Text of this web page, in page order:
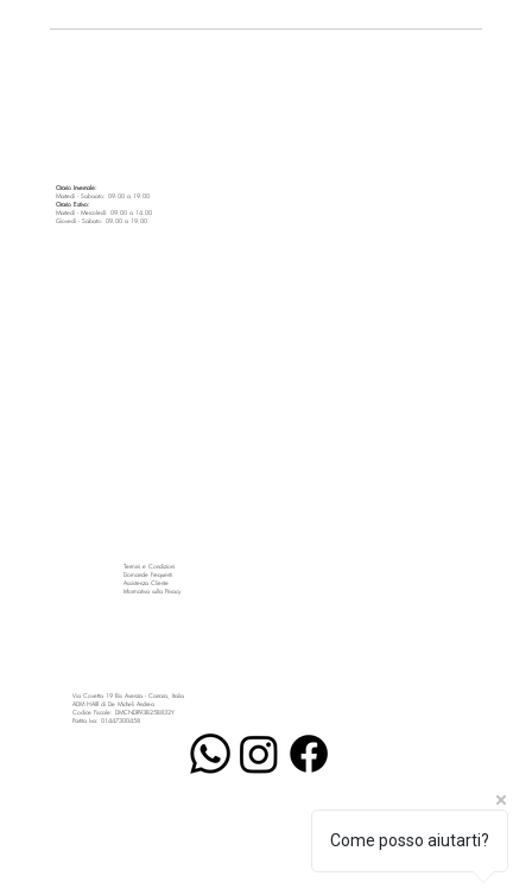
Orario Invernale:
Martedì - Sabaato: 09.00 a 19.00
Orario Estivo:
Martedì - Mercoledì: 09.00 a 14.00
Giovedì - Sabato: 09.00 a 19.00
Via Covetta 19 Bis Avenza - Carrara, Italia
ADM HAIR di De Micheli Andrea
Codice Fiscale: DMCNDR93B25B832Y
Partita Iva: 01447300458
Termini e Condizioni
Domande Frequenti
Assistenza Cliente
Informativa sulla Privacy
Come posso aiutarti?